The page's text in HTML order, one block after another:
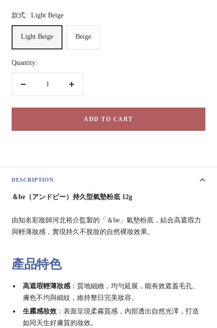
款式: Light Beige
Light Beige Beige
Quantity:
Increase
ADD TO CART
DESCRIPTION
＆be（アンドビー）持久型氣墊粉底 12g
由知名彩妝師河北裕介監製的「＆be」氣墊粉底，結合高遮瑕力
與輕薄妝感，實現持久不脫妝的自然裸妝效果。
產品特色
高遮瑕輕薄妝感： 質地細緻，均勻延展，能有效遮蓋毛孔、
膚色不均與細紋，維持整日完美妝容。
生霧感妝效： 表面呈現柔霧質感，內部透出自然光澤，打造
如同天生好膚質的妝效。